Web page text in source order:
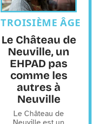
TROISIÈME ÂGE
Le Château de
Neuville, un
EHPAD pas
comme les
autres à
Neuville
Le Château de